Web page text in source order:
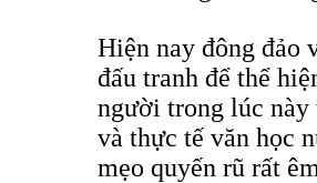
Hiện nay đông đảo
đấu tranh để thể
người trong lúc này
và thực tế văn học
mẹo quyến rũ rất